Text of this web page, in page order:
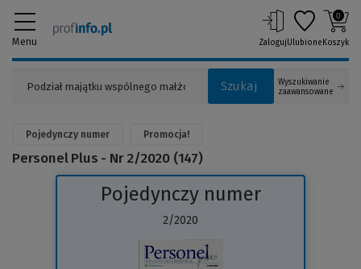
Menu
Szukaj
Wyszukiwanie
zaawansowane
ZalogujUlubione
0
Koszyk
Pojedynczy numer Promocja!
Personel Plus - Nr 2/2020 (147)
Pojedynczy numer
2/2020